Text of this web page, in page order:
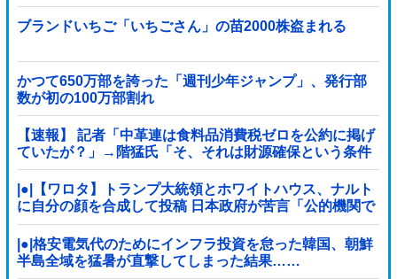
ブランドいちご「いちごさん」の苗2000株盗まれる
かつて650万部を誇った「週刊少年ジャンプ」、発行部
数が初の100万部割れ
【速報】 記者「中革連は食料品消費税ゼロを公約に掲げ
ていたが？」→階猛氏「そ、それは財源確保という条件
付き」
|●|【ワロタ】トランプ大統領とホワイトハウス、ナルト
に自分の顔を合成して投稿 日本政府が苦言「公的機関で
あっても許諾が必要」
|●|格安電気代のためにインフラ投資を怠った韓国、朝鮮
半島全域を猛暑が直撃してしまった結果……